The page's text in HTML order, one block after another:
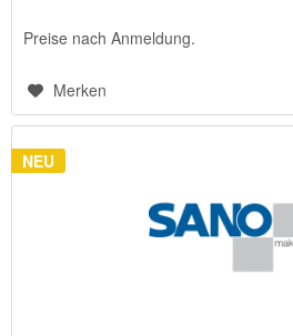
Preise nach Anmeldung.
Merken
NEU